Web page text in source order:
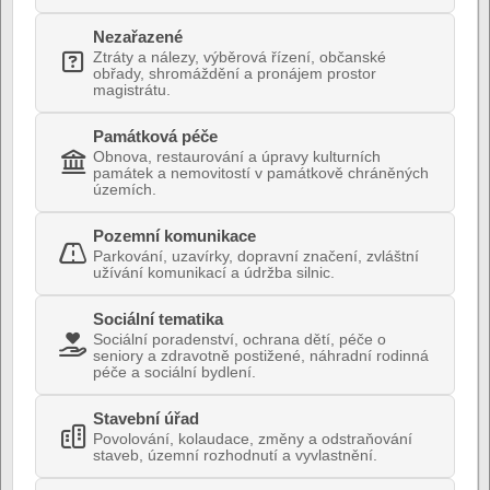
Nezařazené
Ztráty a nálezy, výběrová řízení, občanské
obřady, shromáždění a pronájem prostor
magistrátu.
Památková péče
Obnova, restaurování a úpravy kulturních
památek a nemovitostí v památkově chráněných
územích.
Pozemní komunikace
Parkování, uzavírky, dopravní značení, zvláštní
užívání komunikací a údržba silnic.
Sociální tematika
Sociální poradenství, ochrana dětí, péče o
seniory a zdravotně postižené, náhradní rodinná
péče a sociální bydlení.
Stavební úřad
Povolování, kolaudace, změny a odstraňování
staveb, územní rozhodnutí a vyvlastnění.